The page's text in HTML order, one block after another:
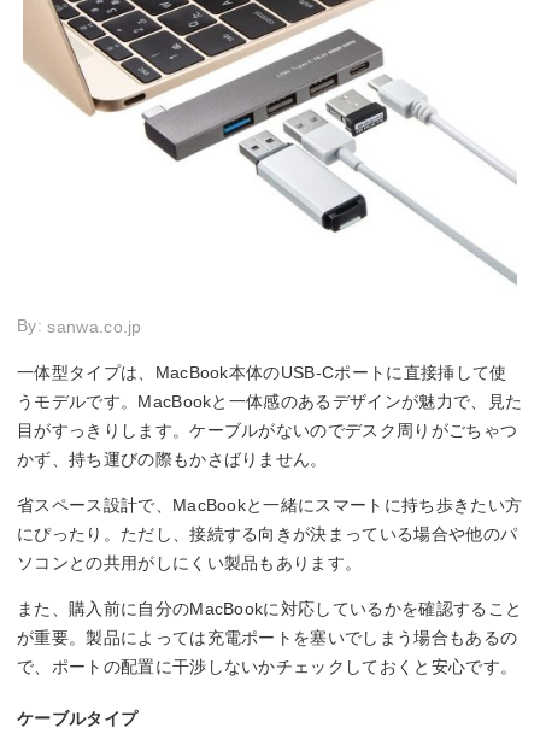
By: sanwa.co.jp
一体型タイプは、MacBook本体のUSB-Cポートに直接挿して使
うモデルです。MacBookと一体感のあるデザインが魅力で、見た
目がすっきりします。ケーブルがないのでデスク周りがごちゃつ
かず、持ち運びの際もかさばりません。
省スペース設計で、MacBookと一緒にスマートに持ち歩きたい方
にぴったり。ただし、接続する向きが決まっている場合や他のパ
ソコンとの共用がしにくい製品もあります。
また、購入前に自分のMacBookに対応しているかを確認すること
が重要。製品によっては充電ポートを塞いでしまう場合もあるの
で、ポートの配置に干渉しないかチェックしておくと安心です。
ケーブルタイプ